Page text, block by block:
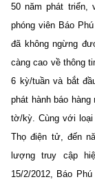
50 năm phát triển,
phóng viên Báo
đã không ngừng
càng cao về thông
6 kỳ/tuần và bắt
phát hành báo
tờ/kỳ. Cùng với loại
Thọ điện tử, đến
lượng truy cập
15/2/2012, Báo